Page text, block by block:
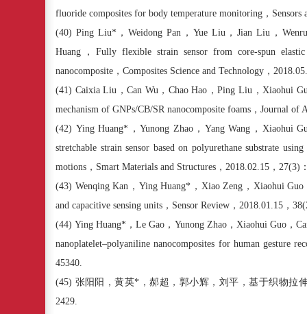
fluoride composites for body temperature monitoring ， Sensors
(40) Ping Liu*，Weidong Pan ， Yue Liu ，Jian Liu ，
Huang ， Fully flexible strain sensor from core-spun
nanocomposite ， Composites Science and Technology ，
(41) Caixia Liu ，Can Wu ， Chao Hao ，Ping Liu ， Xiaohui
mechanism of GNPs/CB/SR nanocomposite foams ， Journal of
(42) Ying Huang* ，Yunong Zhao， Yang Wang ， Xiaohui
stretchable strain sensor based on polyurethane substrate
motions ， Smart Materials and Structures ， 2018.02.15 ， 27(3)
(43) Wenqing Kan ， Ying Huang* ， Xiao Zeng ， Xiaohui Guo
and capacitive sensing units ， Sensor Review ， 2018.01.15 ，
(44)Ying Huang* ，Le Gao ， Yunong Zhao， Xiaohui Guo，
nanoplatelet–polyaniline nanocomposites for human gesture
45340.
(45) 张阳阳，黄英* ，郝超，郭小辉，刘平，基于织物拉
2429.